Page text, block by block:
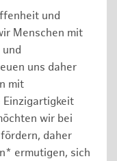
und
Menschen mit
uns daher
mit
Einzigartigkeit
wir bei
daher
ermutigen, sich